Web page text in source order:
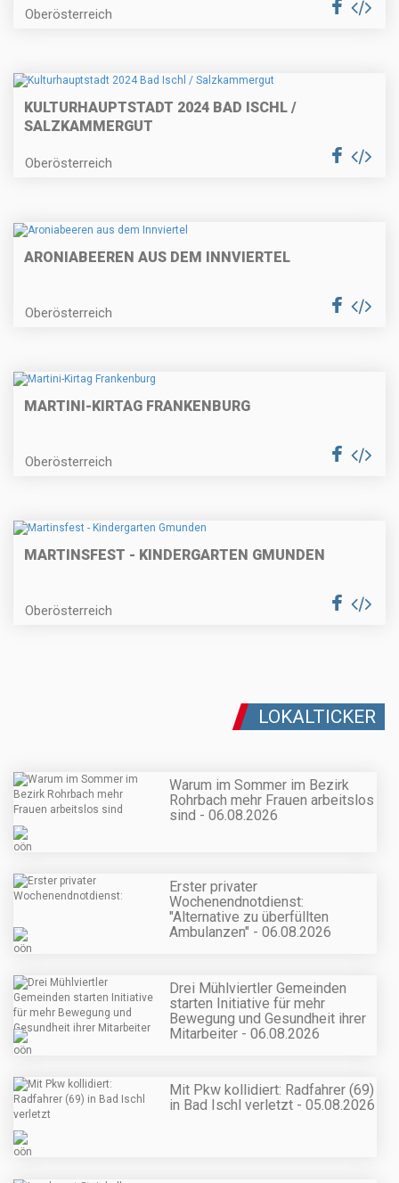
Oberösterreich
KULTURHAUPTSTADT 2024 BAD ISCHL /
SALZKAMMERGUT
Oberösterreich
ARONIABEEREN AUS DEM INNVIERTEL
Oberösterreich
MARTINI-KIRTAG FRANKENBURG
Oberösterreich
MARTINSFEST - KINDERGARTEN GMUNDEN
Oberösterreich
LOKALTICKER
Warum im Sommer im Bezirk
Rohrbach mehr Frauen arbeitslos
sind - 06.08.2026
Erster privater
Wochenendnotdienst:
"Alternative zu überfüllten
Ambulanzen" - 06.08.2026
Drei Mühlviertler Gemeinden
starten Initiative für mehr
Bewegung und Gesundheit ihrer
Mitarbeiter - 06.08.2026
Mit Pkw kollidiert: Radfahrer (69)
in Bad Ischl verletzt - 05.08.2026